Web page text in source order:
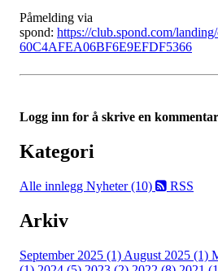
Påmelding via
spond: https://club.spond.com/
60C4AFEA06BF6E9EFDF5366
Logg inn for å skrive en
Kategori
Alle innlegg Nyheter (10) RSS
Arkiv
September 2025 (1) August 2025 (1)